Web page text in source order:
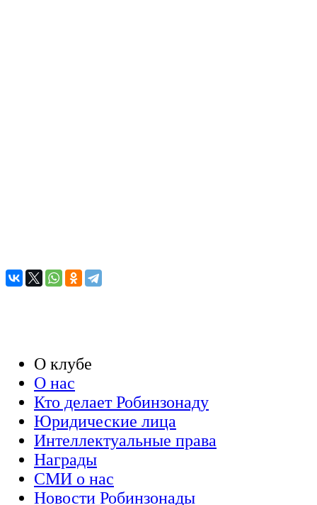
О клубе
О нас
Кто делает Робинзонаду
Юридические лица
Интеллектуальные права
Награды
СМИ о нас
Новости Робинзонады